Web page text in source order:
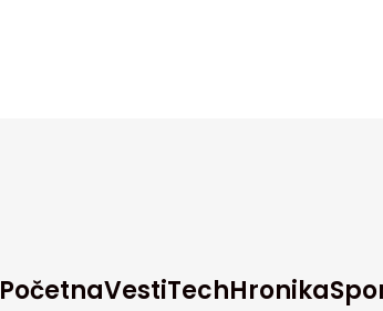
PočetnaVestiTechHronika